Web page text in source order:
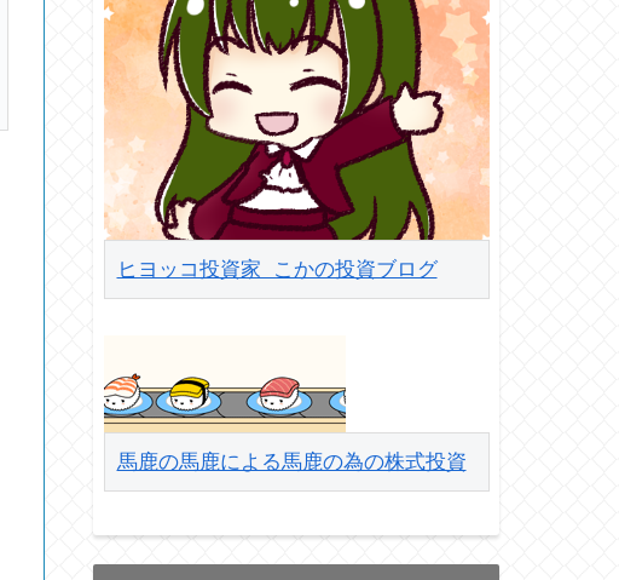
ヒヨッコ投資家 こかの投資ブログ
馬鹿の馬鹿による馬鹿の為の株式投資